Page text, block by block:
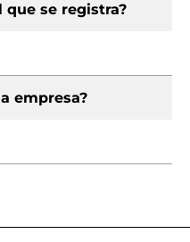
que se registra?
empresa?